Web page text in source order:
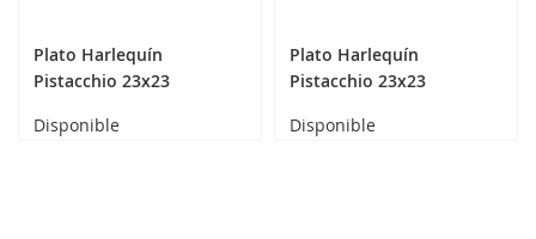
Plato Harlequín
Pistacchio 23x23
Disponible
Plato Harlequín
Pistacchio 23x23
Disponible